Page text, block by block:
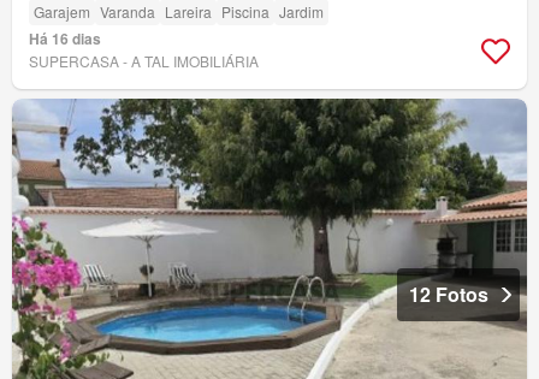
Garajem Varanda Lareira Piscina Jardim
Há 16 dias
SUPERCASA - A TAL IMOBILIÁRIA
12 Fotos